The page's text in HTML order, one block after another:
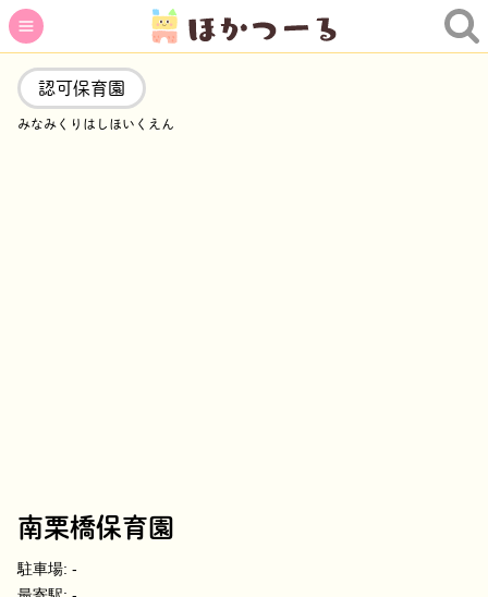
認可保育園
みなみくりはしほいくえん
南栗橋保育園
駐車場: -